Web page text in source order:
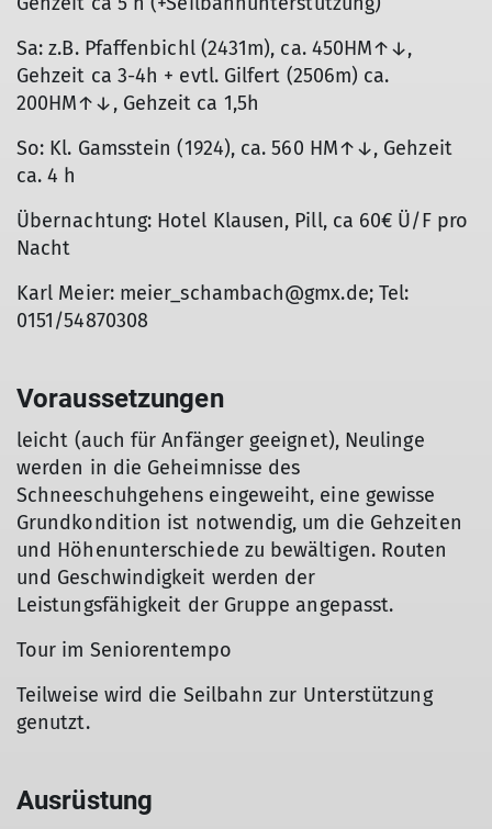
Sa: z.B. Pfaffenbichl (2431m), ca. 450HM↑↓,
Gehzeit ca 3-4h + evtl. Gilfert (2506m) ca.
200HM↑↓, Gehzeit ca 1,5h
So: Kl. Gamsstein (1924), ca. 560 HM↑↓, Gehzeit
ca. 4 h
Übernachtung: Hotel Klausen, Pill, ca 60€ Ü/F pro
Nacht
Karl Meier: meier_schambach@gmx.de; Tel:
0151/54870308
Voraussetzungen
leicht (auch für Anfänger geeignet), Neulinge
werden in die Geheimnisse des
Schneeschuhgehens eingeweiht, eine gewisse
Grundkondition ist notwendig, um die Gehzeiten
und Höhenunterschiede zu bewältigen. Routen
und Geschwindigkeit werden der
Leistungsfähigkeit der Gruppe angepasst.
Tour im Seniorentempo
Teilweise wird die Seilbahn zur Unterstützung
genutzt.
Ausrüstung